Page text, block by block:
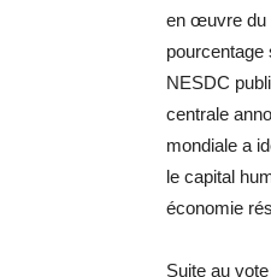
en œuvre du
pourcentage
NESDC
centrale
mondiale a
le capital
économie
Suite au